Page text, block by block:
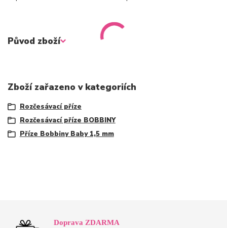
Původ zboží
Zboží zařazeno v kategoriích
Rozčesávací příze
Rozčesávací příze BOBBINY
Příze Bobbiny Baby 1,5 mm
Doprava ZDARMA